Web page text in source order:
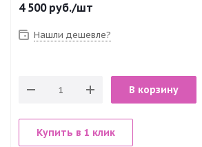
4 500руб./шт
Нашли дешевле?
В корзину
Купить в 1 клик